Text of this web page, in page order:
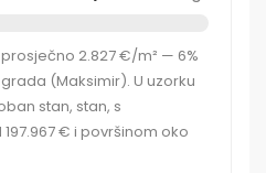
2.827 €/m² — 6%
(Maksimir). U uzorku
stan, stan, s
€ i površinom oko